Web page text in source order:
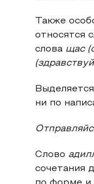
Также
относятся
слова щас
ни по
Слово
сочетания